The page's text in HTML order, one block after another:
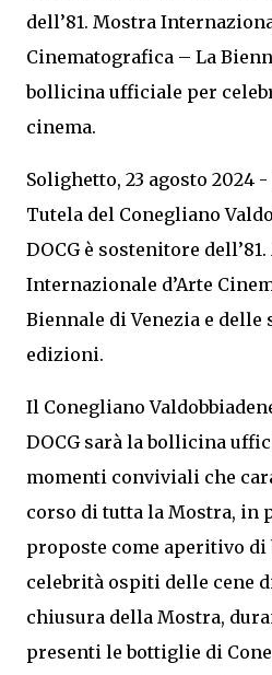
dell’81. Mostra
Cinematografica – La
bollicina ufficiale per
cinema.
Solighetto, 23 agosto 2024
Tutela del Conegliano
DOCG è sostenitore
Internazionale d’Arte
Biennale di Venezia e delle
edizioni.
Il Conegliano
DOCG sarà la bollicina
momenti conviviali che
corso di tutta la Mostra, in
proposte come aperitivo di
celebrità ospiti delle cene
chiusura della Mostra,
presenti le bottiglie di